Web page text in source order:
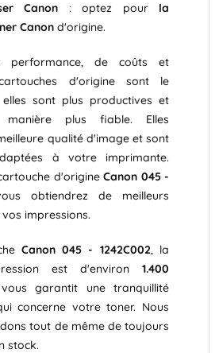
Canon : optez pour la
Canon d'origine.
performance, de coûts et
d'origine sont le
sont plus productives et
plus fiable. Elles
qualité d'image et sont
à votre imprimante.
d'origineCanon 045 -
obtiendrez de meilleurs
impressions.
Canon 045 - 1242C002, la
est d'environ 1.400
garantit une tranquillité
concerne votre toner. Nous
tout de même de toujours
stock.